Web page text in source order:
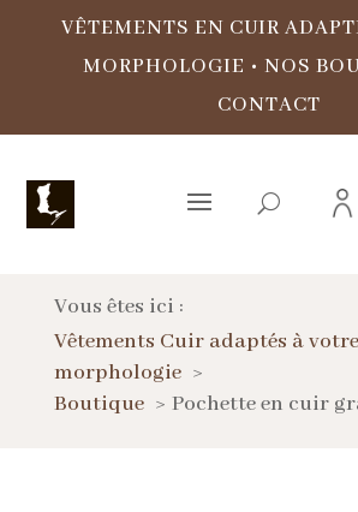
VÊTEMENTS EN CUIR
MORPHOLOGIE • NOS
CONTACT
Vous êtes ici :
Vêtements Cuir adaptés à votre
morphologie
Boutique
Pochette en cuir